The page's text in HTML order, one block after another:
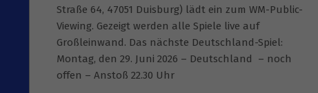
Straße 64, 47051 Duisburg) lädt ein zum WM-Public-
Viewing. Gezeigt werden alle Spiele live auf
Großleinwand. Das nächste Deutschland-Spiel:
Montag, den 29. Juni 2026 – Deutschland – noch
offen – Anstoß 22.30 Uhr